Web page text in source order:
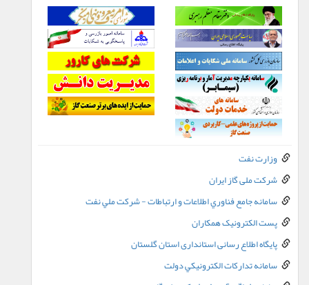
وزارت نفت
شرکت ملی گاز ایران
سامانه جامع فناوري اطلاعات و ارتباطات - شرکت ملي نفت
پست الکترونيک همکاران
پایگاه اطلاع رسانی استانداری استان گلستان
سامانه تدارکات الکترونيکي دولت